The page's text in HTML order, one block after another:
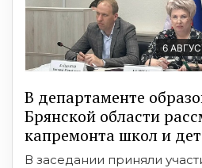
6
В департаменте
Брянской области
капремонта школ и
В заседании приняли